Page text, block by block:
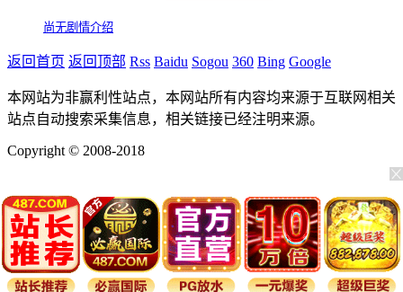
尚无剧情介绍
返回首页 返回顶部 Rss Baidu Sogou 360 Bing Google
本网站为非赢利性站点，本网站所有内容均来源于互联网相关
站点自动搜索采集信息，相关链接已经注明来源。
Copyright © 2008-2018